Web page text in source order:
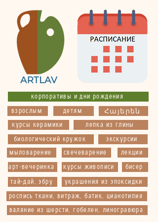
корпоративы и дни рождения
детям
взрослым Հայերեն
украшения из эпоксидки
мыловарение свечеварение
арт-вечеринка бисер
тай-дай, эбру
экскурсии
лепка из глины
роспись ткани, витраж, батик, цианотипия
курсы живописи
лекции
биологический кружок
курсы керамики
валяние из шерсти, гобелен, линогравюра